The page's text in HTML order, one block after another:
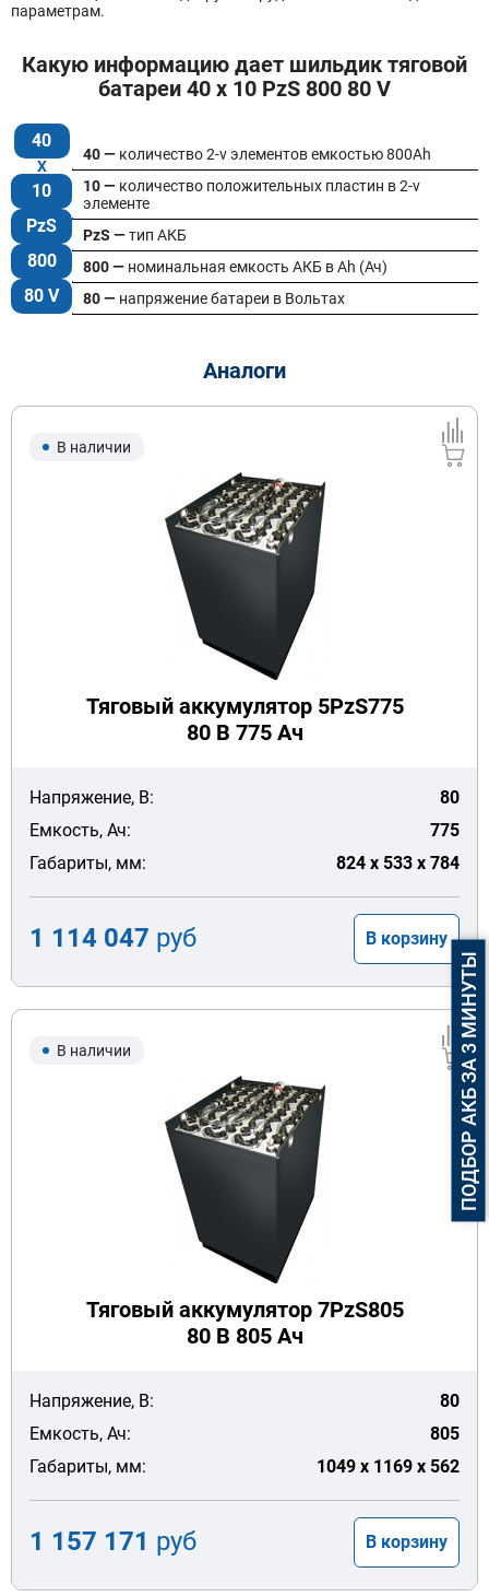
параметрам.
Какую информацию дает шильдик тяговой
батареи 40 x 10 PzS 800 80 V
40
10
PzS
800
80 V
40 — количество 2-v элементов емкостью 800Ah
80 — напряжение батареи в Вольтах
10 — количество положительных пластин в 2-v
элементе
800 — номинальная емкость АКБ в Ah (Ач)
PzS —тип АКБ
Аналоги
В наличии
Тяговый аккумулятор 5PzS775
80 В 775 Ач
Напряжение, В:
80
Емкость, Ач:
775
Габариты, мм:
824 x 533 x 784
1 114 047 руб В корзину
В наличии
Тяговый аккумулятор 7PzS805
80 В 805 Ач
Напряжение, В:
80
Емкость, Ач:
805
Габариты, мм:
1049 x 1169 x 562
1 157 171 руб В корзину
ПОДБОР АКБ ЗА 3 МИНУТЫ